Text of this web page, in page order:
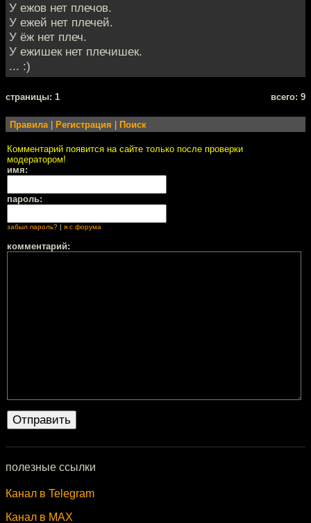
У ежов нет плечов.
У ежей нет плечей.
У ёж нет плеч.
У ежишек нет плечишек.
... :)
cтраницы: 1 всего: 9
Правила| Регистрация Поиск
Комментарий появится на сайте только после проверки
модератором!
имя:
пароль:
забыл пароль? | я с форума
комментарий:
полезные ссылки
Канал в Telegram
Канал в MAX